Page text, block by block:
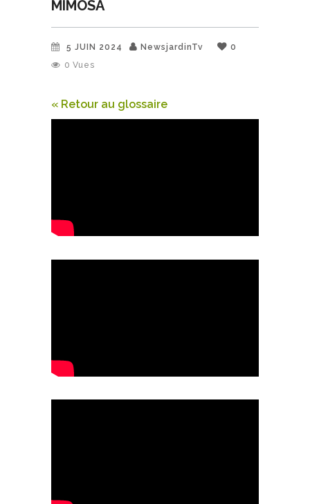
MIMOSA
5 JUIN 2024 NewsjardinTv
0
0 Vues
« Retour au glossaire